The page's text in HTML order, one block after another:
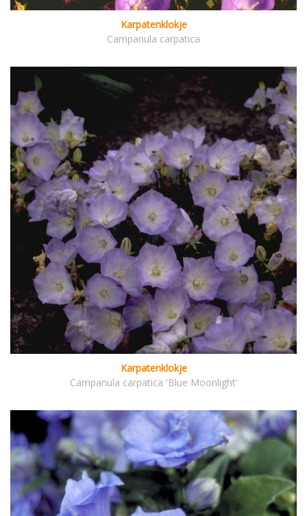
Karpatenklokje
Campanula carpatica
Karpatenklokje
Campanula carpatica 'Blue Moonlight'